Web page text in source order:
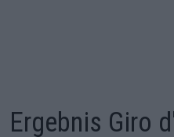
Ergebnis Giro